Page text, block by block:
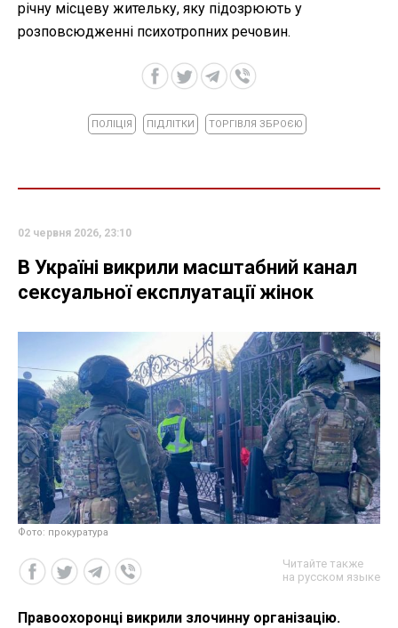
річну місцеву жительку, яку підозрюють у
розповсюдженні психотропних речовин.
ПОЛІЦІЯ ПІДЛІТКИ ТОРГІВЛЯ ЗБРОЄЮ
02 червня 2026, 23:10
В Україні викрили масштабний канал
сексуальної експлуатації жінок
Фото: прокуратура
Читайте также
на русском языке
Правоохоронці викрили злочинну організацію.